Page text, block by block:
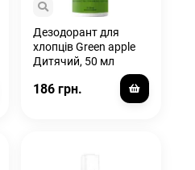
Дезодорант для
хлопців Green apple
Дитячий, 50 мл
186 грн.